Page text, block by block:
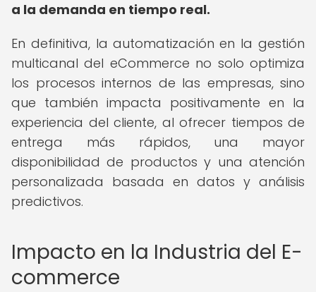
a la demanda en tiempo real.
En definitiva, la automatización en la gestión
multicanal del eCommerce no solo optimiza
los procesos internos de las empresas, sino
que también impacta positivamente en la
experiencia del cliente, al ofrecer tiempos de
entrega más rápidos, una mayor
disponibilidad de productos y una atención
personalizada basada en datos y análisis
predictivos.
Impacto en la Industria del E-
commerce